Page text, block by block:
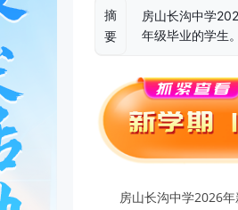
摘
要
房山长沟中学
年级毕业的学生。
房山长沟中学2026